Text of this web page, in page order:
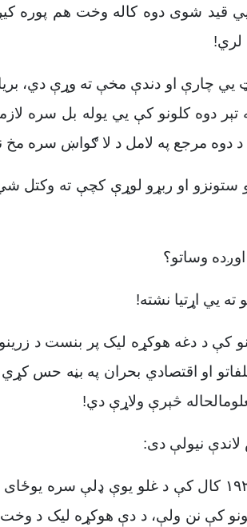
قید شوی دوه کاله وخت هم پوره
لري!
يي چارې او دندې مخې ته وړې دي،
دوه کلونو کې يي یوله بل سره
د دوه مرجع په لامل د لا ګواښ سره مخ
ستونزو او ربړو لوړې کچې ته وکتل
وساتو؟
يي اړتیا نشته!
کې د دغه هوکړه لیک پر بنست د
تلفاتو او اقتصادي بحران په بڼه حس
څېرې ولاړې دي!
نیولې دی:
له دغو اقداماتو یو هم د بچه سقاوو د زړو هډوکو د بیا خښولو ډرامه ده. بچه سقاوو په ۱۹۲۸ کال کې د
ځای کې ښخ دي او له دې وخته نږدې ۸۸ کلونه تېریږي. داچې په تېرو ۸۸ کلونو کې نن ولې، د دې